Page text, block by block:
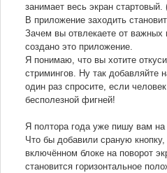
занимает весь экран стартовый.
В приложение заходить
Зачем вы отвлекаете от
создано это приложение.
Я понимаю, что вы хотите
стримингов. Ну так
один раз спросите, если
бесполезной фигней!
Я полтора года уже пишу вам
Что бы добавили сраную
включённом блоке на поворот
становится горизонтальное